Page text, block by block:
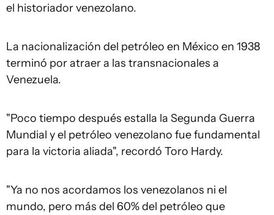
el historiador venezolano.
La nacionalización del petróleo en México en 1938
terminó por atraer a las transnacionales a
Venezuela.
"Poco tiempo después estalla la Segunda Guerra
Mundial y el petróleo venezolano fue fundamental
para la victoria aliada", recordó Toro Hardy.
"Ya no nos acordamos los venezolanos ni el
mundo, pero más del 60% del petróleo que